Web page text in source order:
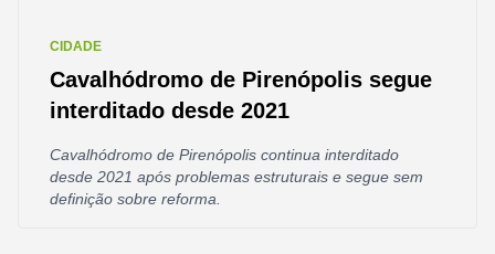
CIDADE
Cavalhódromo de Pirenópolis segue
interditado desde 2021
Cavalhódromo de Pirenópolis continua interditado
desde 2021 após problemas estruturais e segue sem
definição sobre reforma.